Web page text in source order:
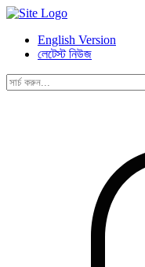
English Version
লেটেস্ট নিউজ